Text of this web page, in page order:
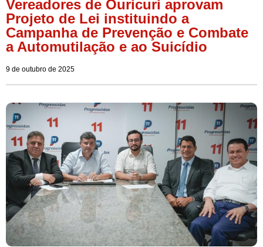
Vereadores de Ouricuri aprovam
Projeto de Lei instituindo a
Campanha de Prevenção e Combate
a Automutilação e ao Suicídio
9 de outubro de 2025